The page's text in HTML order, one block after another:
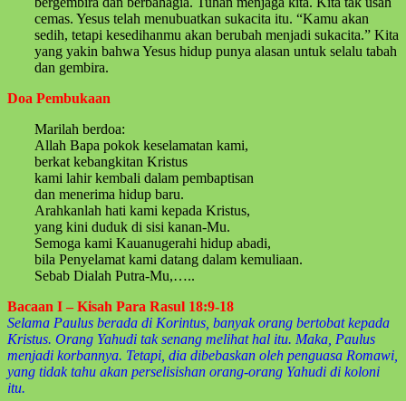
cemas. Yesus telah menubuatkan sukacita itu. “Kamu akan
sedih, tetapi kesedihanmu akan berubah menjadi sukacita.” Kita
yang yakin bahwa Yesus hidup punya alasan untuk selalu tabah
dan gembira.
Doa Pembukaan
Marilah berdoa:
Allah Bapa pokok keselamatan kami,
berkat kebangkitan Kristus
kami lahir kembali dalam pembaptisan
dan menerima hidup baru.
Arahkanlah hati kami kepada Kristus,
yang kini duduk di sisi kanan-Mu.
Semoga kami Kauanugerahi hidup abadi,
bila Penyelamat kami datang dalam kemuliaan.
Sebab Dialah Putra-Mu,…..
Bacaan I – Kisah Para Rasul 18:9-18
Selama Paulus berada di Korintus, banyak orang bertobat kepada
Kristus. Orang Yahudi tak senang melihat hal itu. Maka, Paulus
menjadi korbannya. Tetapi, dia dibebaskan oleh penguasa Romawi,
yang tidak tahu akan perselisishan orang-orang Yahudi di koloni
itu.